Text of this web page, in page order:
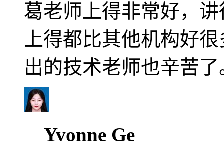
葛老师上得非常好，
上得都比其他机构好
出的技术老师也辛苦
Yvonne Ge